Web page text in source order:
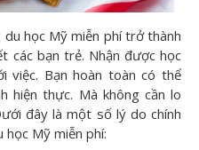
học Mỹ miễn phí trở thành
các bạn trẻ. Nhận được học
việc. Bạn hoàn toàn có thể
hiện thực. Mà không cần lo
đây là một số lý do chính
học Mỹ miễn phí: